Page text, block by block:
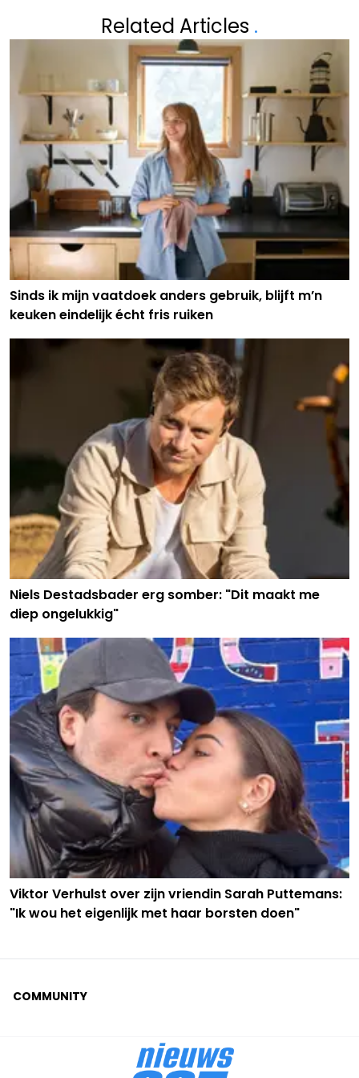
Related Articles .
Sinds ik mijn vaatdoek anders gebruik, blijft m’n
keuken eindelijk écht fris ruiken
Niels Destadsbader erg somber: "Dit maakt me
diep ongelukkig"
Viktor Verhulst over zijn vriendin Sarah Puttemans:
"Ik wou het eigenlijk met haar borsten doen"
COMMUNITY